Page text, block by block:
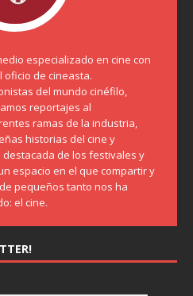
especializado en cine con
de cineasta.
del mundo cinéfilo,
reportajes al
ramas de la industria,
historias del cine y
de los festivales y
espacio en el que compartir y
pequeños tanto nos ha
el cine.